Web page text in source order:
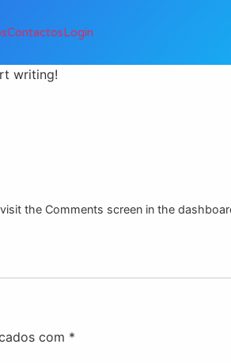
ContactosLogin
writing!
the Comments screen in the
com *